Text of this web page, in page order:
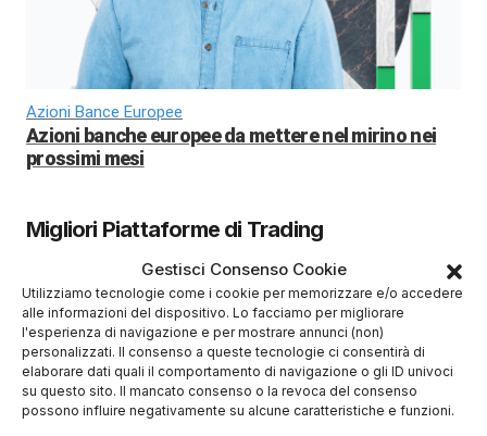
Gestisci Consenso Cookie
Utilizziamo tecnologie come i cookie per memorizzare e/o accedere
alle informazioni del dispositivo. Lo facciamo per migliorare
l'esperienza di navigazione e per mostrare annunci (non)
personalizzati. Il consenso a queste tecnologie ci consentirà di
elaborare dati quali il comportamento di navigazione o gli ID univoci
su questo sito. Il mancato consenso o la revoca del consenso
possono influire negativamente su alcune caratteristiche e funzioni.
Azioni Bance Europee
Azioni banche europee da mettere nel mirino nei
prossimi mesi
Migliori Piattaforme di Trading
(4/5)
✓ Sicurezza Gruppo Bancario Svizzero
Deposito minimo 100$